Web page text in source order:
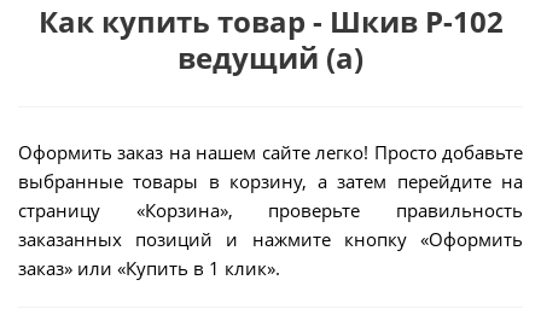
Как купить товар - Шкив Р-102
ведущий (а)
Оформить заказ на нашем сайте легко! Просто добавьте
выбранные товары в корзину, а затем перейдите на
страницу «Корзина», проверьте правильность
заказанных позиций и нажмите кнопку «Оформить
заказ» или «Купить в 1 клик».